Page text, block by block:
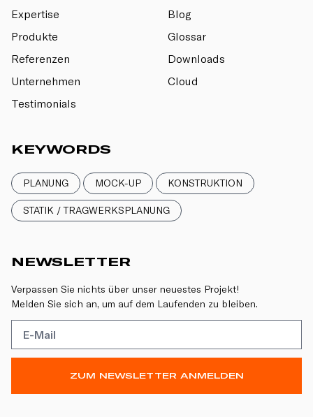
Expertise
Produkte
Referenzen
Unternehmen
Testimonials
Blog
Glossar
Downloads
Cloud
KEYWORDS
PLANUNG MOCK-UP KONSTRUKTION
STATIK / TRAGWERKSPLANUNG
NEWSLETTER
Verpassen Sie nichts über unser neuestes Projekt!
Melden Sie sich an, um auf dem Laufenden zu bleiben.
ZUM NEWSLETTER ANMELDEN